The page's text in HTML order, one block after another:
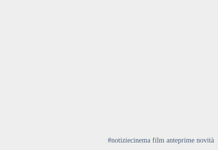
#notiziecinema film anteprime novità